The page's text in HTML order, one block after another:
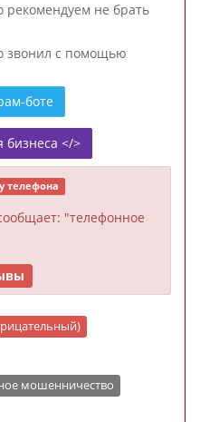
не брать
звонил с помощью
боте
бизнеса </>
телефона
"телефонное
мошенничество